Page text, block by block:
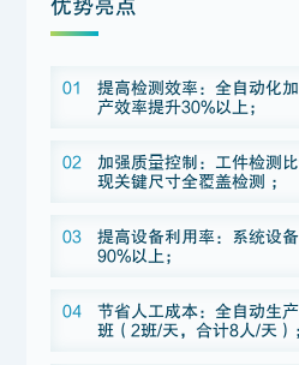
优势亮点
01
提高检测效率：全自动化
产效率提升30%以上；
02
加强质量控制：工件检测
现关键尺寸全覆盖检测 ；
03
提高设备利用率：系统设
90%以上；
04
节省人工成本：全自动生
班（2班/天，合计8人/天）